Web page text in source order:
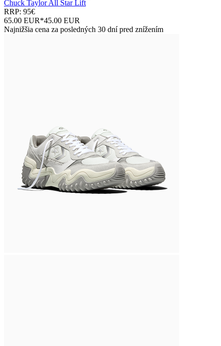
Chuck Taylor All Star Lift
RRP: 95€
65.00 EUR*45.00 EUR
Najnižšia cena za posledných 30 dní pred znížením